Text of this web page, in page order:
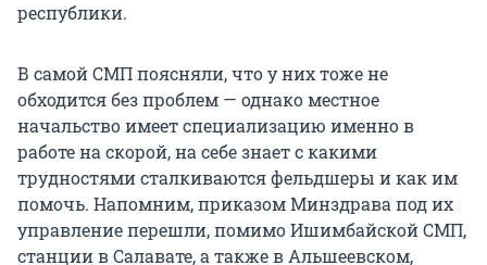
республики.
В самой СМП поясняли, что у них тоже не
обходится без проблем — однако местное
начальство имеет специализацию именно в
работе на скорой, на себе знает с какими
трудностями сталкиваются фельдшеры и как им
помочь. Напомним, приказом Минздрава под их
управление перешли, помимо Ишимбайской СМП,
станции в Салавате, а также в Альшеевском,